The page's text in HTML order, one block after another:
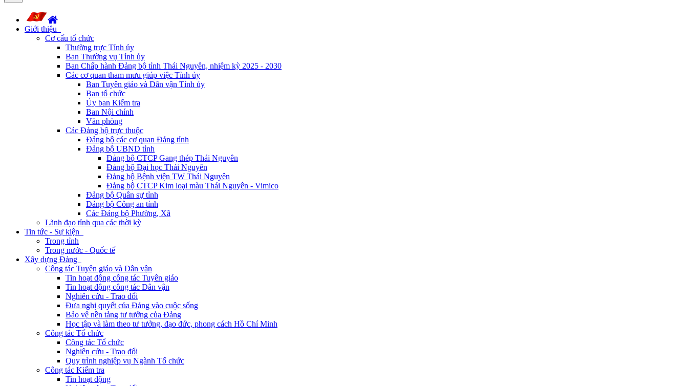
Giới thiệu
Cơ cấu tổ chức
Thường trực Tỉnh ủy
Ban Thường vụ Tỉnh ủy
Ban Chấp hành Đảng bộ tỉnh Thái Nguyên, nhiệm kỳ 2025 - 2030
Các cơ quan tham mưu giúp việc Tỉnh ủy
Ban Tuyên giáo và Dân vận Tỉnh ủy
Ban tổ chức
Ủy ban Kiểm tra
Ban Nội chính
Văn phòng
Các Đảng bộ trực thuộc
Đảng bộ các cơ quan Đảng tỉnh
Đảng bộ UBND tỉnh
Đảng bộ CTCP Gang thép Thái Nguyên
Đảng bộ Đại học Thái Nguyên
Đảng bộ Bệnh viện TW Thái Nguyên
Đảng bộ CTCP Kim loại màu Thái Nguyên - Vimico
Đảng bộ Quân sự tỉnh
Đảng bộ Công an tỉnh
Các Đảng bộ Phường, Xã
Lãnh đạo tỉnh qua các thời kỳ
Tin tức - Sự kiện
Trong tỉnh
Trong nước - Quốc tế
Xây dựng Đảng
Công tác Tuyên giáo và Dân vận
Tin hoạt động công tác Tuyên giáo
Tin hoạt động công tác Dân vận
Nghiên cứu - Trao đổi
Đưa nghị quyết của Đảng vào cuộc sống
Bảo vệ nền tảng tư tưởng của Đảng
Học tập và làm theo tư tưởng, đạo đức, phong cách Hồ Chí Minh
Công tác Tổ chức
Công tác Tổ chức
Nghiên cứu - Trao đổi
Quy trình nghiệp vụ Ngành Tổ chức
Công tác Kiểm tra
Tin hoạt động